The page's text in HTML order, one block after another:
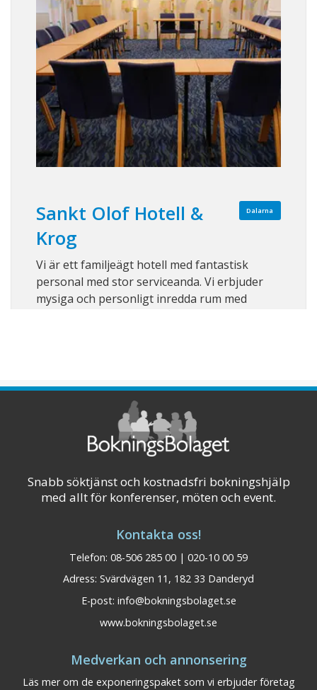
Dalarna
Sankt Olof Hotell &
Krog
Vi är ett familjeägt hotell med fantastisk
personal med stor serviceanda. Vi erbjuder
mysiga och personligt inredda rum med
konferens
Snabb söktjänst och kostnadsfri bokningshjälp
med allt för konferenser, möten och event.
Kontakta oss!
Telefon: 08-506 285 00 | 020-10 00 59
Adress: Svärdvägen 11, 182 33 Danderyd
E-post: info@bokningsbolaget.se
www.bokningsbolaget.se
Medverkan och annonsering
Läs mer om de exponeringspaket som vi erbjuder företag